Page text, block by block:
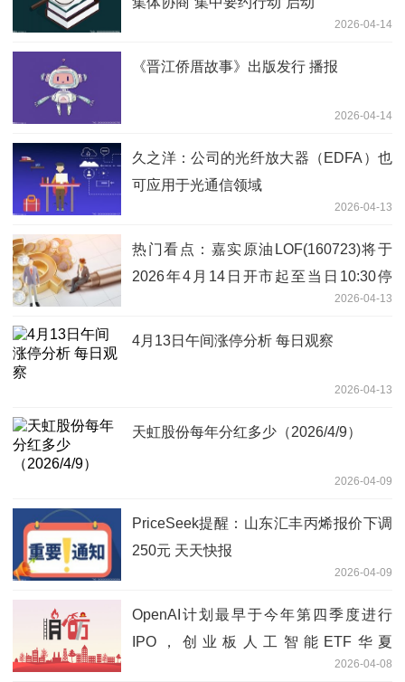
2026-04-14
《晋江侨厝故事》出版发行 播报
2026-04-14
久之洋：公司的光纤放大器（EDFA）也
可应用于光通信领域
2026-04-13
热门看点：嘉实原油LOF(160723)将于
2026年4月14日开市起至当日10:30停
牌，自2026年4月14日10:30复牌 停牌期
间赎回业务照常办理
2026-04-13
4月13日午间涨停分析 每日观察
2026-04-13
天虹股份每年分红多少（2026/4/9）
2026-04-09
PriceSeek提醒：山东汇丰丙烯报价下调
250元 天天快报
2026-04-09
OpenAI计划最早于今年第四季度进行
IPO，创业板人工智能ETF华夏
2026-04-08